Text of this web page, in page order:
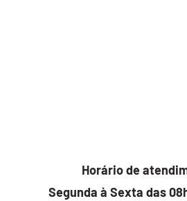
Horário de
Segunda à Sexta das